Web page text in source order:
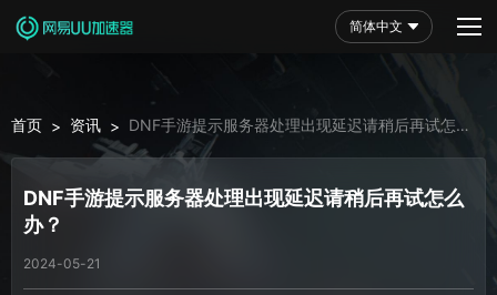
简体中文
首页 > 资讯 > DNF手游提示服务器处理出现延迟请稍后再试怎么
办？
DNF手游提示服务器处理出现延迟请稍后再试怎么
办？
2024-05-21